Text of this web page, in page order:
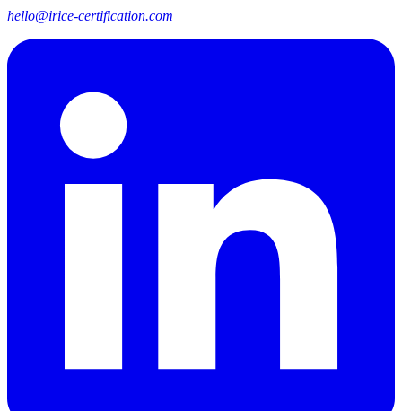
hello@irice-certification.com